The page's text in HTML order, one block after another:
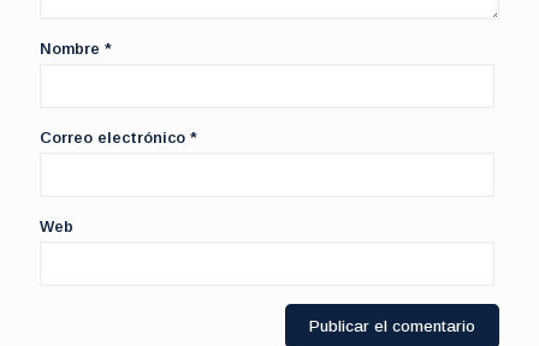
Nombre *
Correo electrónico *
Web